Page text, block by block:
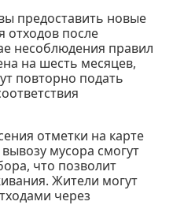
предоставить новые
отходов после
несоблюдения правил
на шесть месяцев,
повторно подать
отметки на карте
мусора смогут
что позволит
Жители могут
через